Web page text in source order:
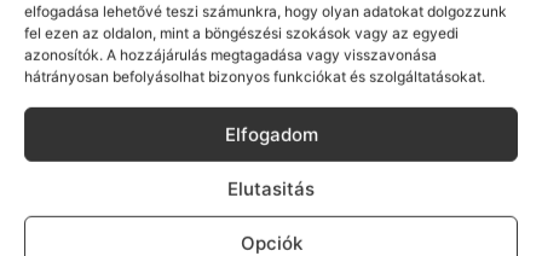
elfogadása lehetővé teszi számunkra, hogy olyan adatokat dolgozzunk
fel ezen az oldalon, mint a böngészési szokások vagy az egyedi
azonosítók. A hozzájárulás megtagadása vagy visszavonása
hátrányosan befolyásolhat bizonyos funkciókat és szolgáltatásokat.
Elfogadom
Elutasitás
Opciók
100% Elérhetőség
ember veszi fel a telefont, és személyesen is megtalálsz